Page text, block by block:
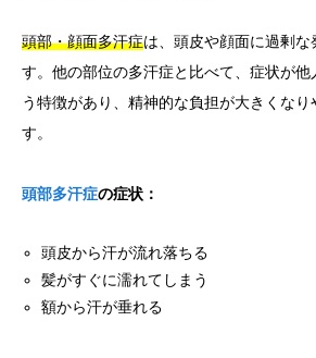
頭部・顔面多汗症は、頭皮や顔面に過剰
す。他の部位の多汗症と比べて、症状が
う特徴があり、精神的な負担が大きくなり
す。
頭部多汗症の症状：
頭皮から汗が流れ落ちる
髪がすぐに濡れてしまう
額から汗が垂れる